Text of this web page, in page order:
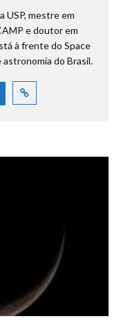
USP, mestre em
e doutor em
à frente do Space
astronomia do Brasil.